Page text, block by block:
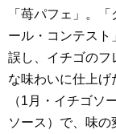
「苺パフェ」。
ール・コンテス
誤し、イチゴのフ
な味わいに仕上げ
（1月・イチゴソ
ソース）で、味の